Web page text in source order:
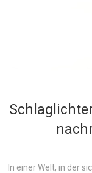
In einer Welt, in der